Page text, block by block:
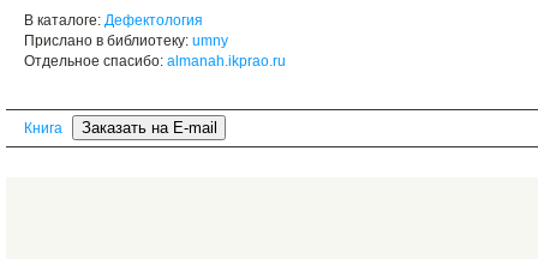
В каталоге: Дефектология
Прислано в библиотеку: umny
Отдельное спасибо: almanah.ikprao.ru
Книга